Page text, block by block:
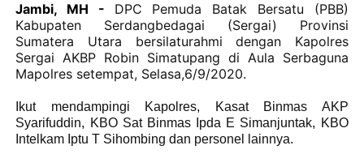
Jambi, MH - DPC Pemuda Batak Bersatu (PBB)
Kabupaten Serdangbedagai (Sergai) Provinsi
Sumatera Utara bersilaturahmi dengan Kapolres
Sergai AKBP Robin Simatupang di Aula Serbaguna
Mapolres setempat, Selasa,6/9/2020.
Ikut mendampingi Kapolres, Kasat Binmas AKP
Syarifuddin, KBO Sat Binmas Ipda E Simanjuntak, KBO
Intelkam Iptu T Sihombing dan personel lainnya.